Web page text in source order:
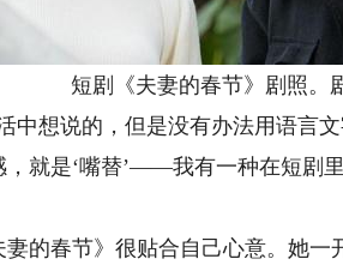
短剧《夫妻的春节》剧照。
想说的，但是没有办法用语言文
就是‘嘴替’——我有一种在短剧
春节》很贴合自己心意。她一